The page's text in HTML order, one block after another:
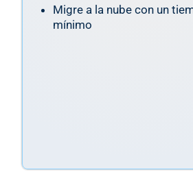
Migre a la nube con un
mínimo